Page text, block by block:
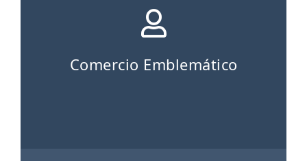
Comercio Emblemático